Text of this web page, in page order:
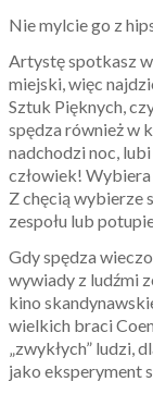
Nie mylcie go z
Artystę spotkasz
miejski, więc
Sztuk Pięknych,
spędza również w
nadchodzi noc,
człowiek!
Z chęcią wybierze
zespołu lub
Gdy spędza
wywiady z ludźmi
kino
wielkich braci
„zwykłych”
jako eksperyment